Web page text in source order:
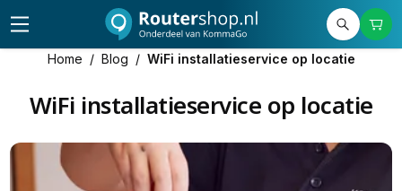
Home / Blog / WiFi installatieservice op locatie
WiFi installatieservice op locatie